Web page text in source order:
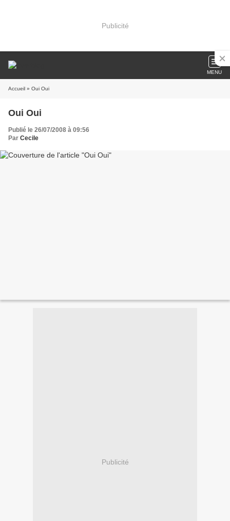
Publicité
MENU
Accueil » Oui Oui
Oui Oui
Publié le 26/07/2008 à 09:56
Par Cecile
Publicité